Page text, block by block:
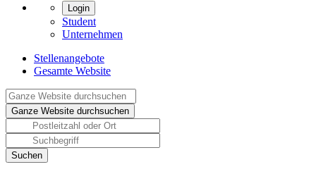
Login
Student
Unternehmen
Stellenangebote
Gesamte Website